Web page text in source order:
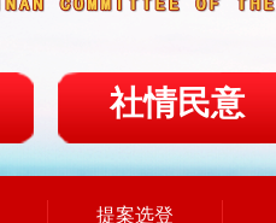
社情民意
提案选登